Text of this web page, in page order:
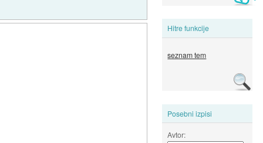
Hitre funkcije
seznam tem
Posebni izpisi
Avtor: